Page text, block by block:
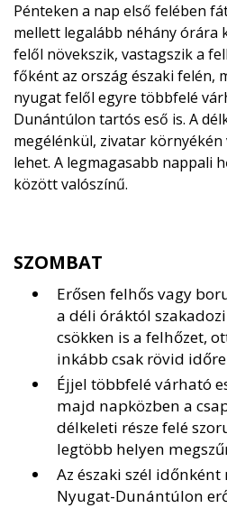
Pénteken a nap első felében
mellett legalább néhány órára
felől növekszik, vastagszik a
főként az ország északi felén,
nyugat felől egyre többfelé
Dunántúlon tartós eső is. A
megélénkül, zivatar környékén
lehet. A legmagasabb nappali
között valószínű.
SZOMBAT
Erősen felhős vagy
a déli óráktól
csökken is a felhőzet,
inkább csak rövid
Éjjel többfelé várható
majd napközben a
délkeleti része felé
legtöbb helyen
Az északi szél
Nyugat-Dunántúlon